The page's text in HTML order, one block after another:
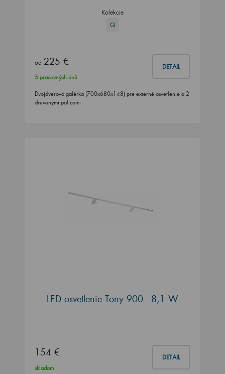
Kolekcie
Q
od 225 € DETAIL
5 pracovných dnů
Dvojdverová galérka (700x680x148) pre externé osvetlenie a 2
drevenými policami
LED osvetlenie Tony 900 - 8,1 W
154 € DETAIL
skladom